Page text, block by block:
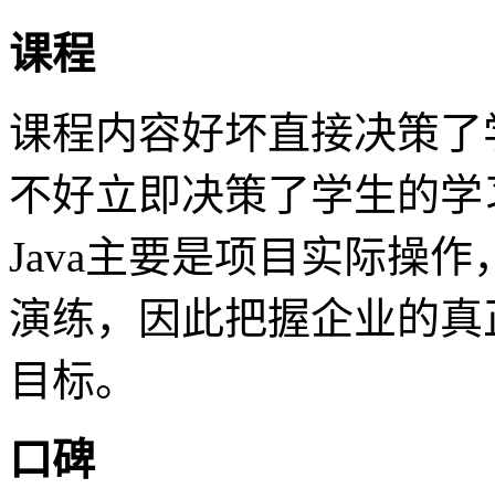
课程
课程内容好坏直接决策
不好立即决策了学生的
Java主要是项目实际操
演练，因此把握企业的
目标。
口碑